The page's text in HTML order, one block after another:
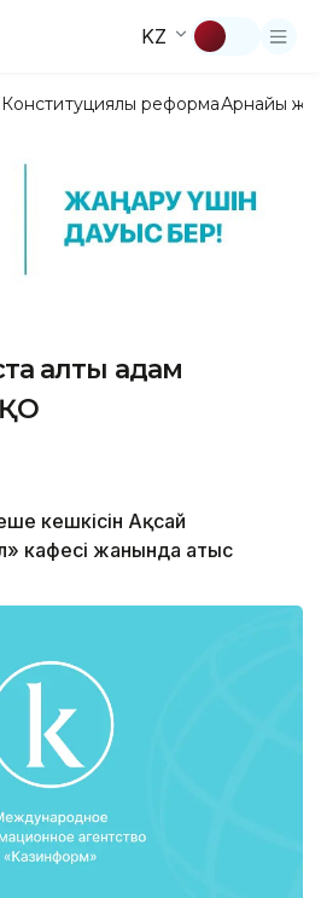
KZ
Конституциялық реформаАрнайы
алты адам
кешкісін Ақсай
кафесі жанында атыс